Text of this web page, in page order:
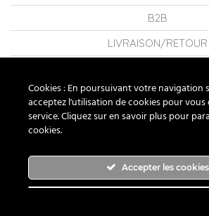
B2B
LIVRAISON/RETOUR
LA MARQUE
FAQ
RUBAN ROUGE BIJOUX ® 2026 - TOUS
Cookies : En poursuivant votre navigation
acceptez l'utilisation de cookies pour
service. Cliquez sur en savoir plus pour
cookies.
Accepter les cookies